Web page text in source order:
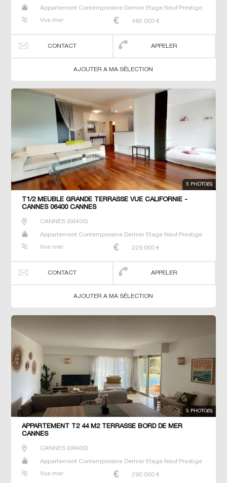
Appartement Contemporaine Dernier Etage Neuf Prestige
Vue mer
485 000 €
CONTACT APPELER
AJOUTER A MA SÉLECTION
5 PHOTO(S)
T1/2 MEUBLE GRANDE TERRASSE VUE CALIFORNIE -
CANNES 06400 CANNES
CANNES(06400)
Appartement Contemporaine Dernier Etage Neuf Prestige
Vue mer
229 000 €
CONTACT APPELER
AJOUTER A MA SÉLECTION
3 PHOTO(S)
APPARTEMENT T2 44 M2 TERRASSE BORD DE MER
CANNES
CANNES(06400)
Appartement Contemporaine Dernier Etage Neuf Prestige
Vue mer
290 000 €